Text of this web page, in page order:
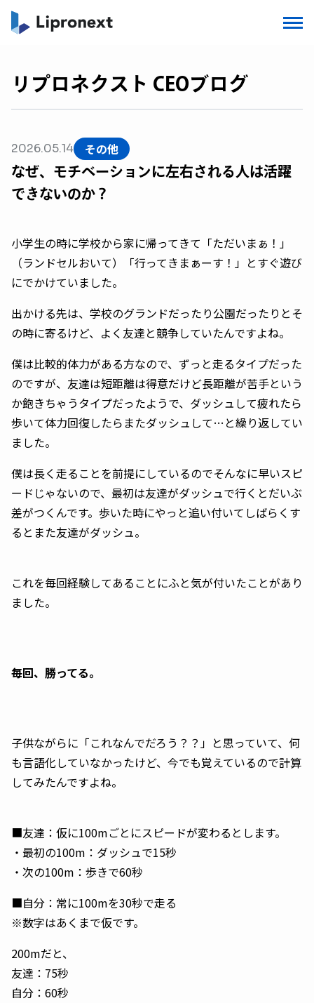
リプロネクスト CEOブログ
2026.05.14 その他
なぜ、モチベーションに左右される人は活躍
できないのか？
小学生の時に学校から家に帰ってきて「ただいまぁ！」
（ランドセルおいて）「行ってきまぁーす！」とすぐ遊び
にでかけていました。
出かける先は、学校のグランドだったり公園だったりとそ
の時に寄るけど、よく友達と競争していたんですよね。
僕は比較的体力がある方なので、ずっと走るタイプだった
のですが、友達は短距離は得意だけど長距離が苦手という
か飽きちゃうタイプだったようで、ダッシュして疲れたら
歩いて体力回復したらまたダッシュして…と繰り返してい
ました。
僕は長く走ることを前提にしているのでそんなに早いスピ
ードじゃないので、最初は友達がダッシュで行くとだいぶ
差がつくんです。歩いた時にやっと追い付いてしばらくす
るとまた友達がダッシュ。
これを毎回経験してあることにふと気が付いたことがあり
ました。
毎回、勝ってる。
子供ながらに「これなんでだろう？？」と思っていて、何
も言語化していなかったけど、今でも覚えているので計算
してみたんですよね。
■友達：仮に100mごとにスピードが変わるとします。
・最初の100m：ダッシュで15秒
・次の100m：歩きで60秒
■自分：常に100mを30秒で走る
※数字はあくまで仮です。
200mだと、
友達：75秒
自分：60秒